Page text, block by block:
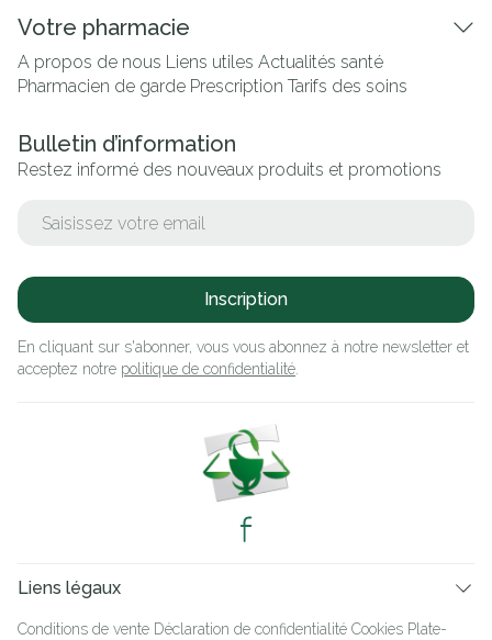
Votre pharmacie
A propos de nous Liens utiles Actualités santé
Pharmacien de garde Prescription Tarifs des soins
Bulletin d’information
Restez informé des nouveaux produits et promotions
Inscription
En cliquant sur s'abonner, vous vous abonnez à notre newsletter et
acceptez notre politique de confidentialité
Liens légaux
Conditions de vente Déclaration de confidentialité Cookies Plate-